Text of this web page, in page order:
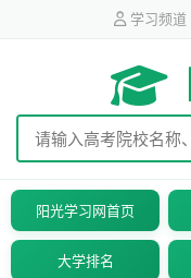
学习频道
阳光学习网首页
大学排名